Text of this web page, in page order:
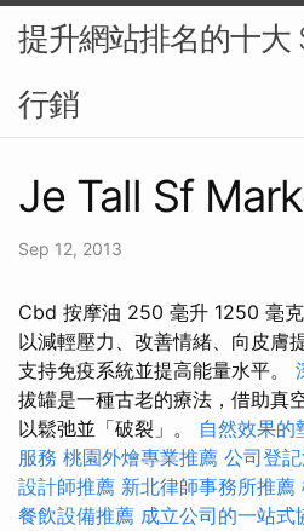
提升網站排名的十大
行銷
Je Tall Sf
Sep 12, 2013
Cbd 按摩油 250 毫升 1250 毫
以減輕壓力、改善情緒、向皮膚
支持免疫系統並提高能量水平。
拔罐是一種古老的療法，借助真
以鬆弛並「破裂」。 自然效果的
服務 桃園外燴專業推薦 公司登
設計師推薦 新北律師事務所推薦
餐飲設備推薦 成立公司的一站式